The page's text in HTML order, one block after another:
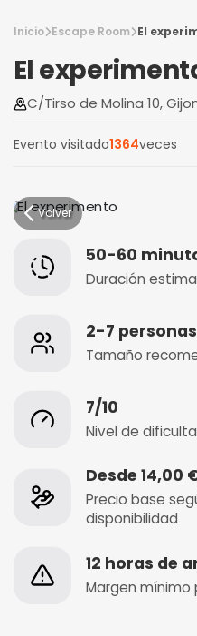
Inicio Escape Room El
El
C/Tirso de Molina 10,
Evento visitado1364veces
Volver
50-60
Duración
2-7 personas
Tamaño
7/10
Nivel de
Desde 14,00
Precio base
disponibilidad
12 horas de
Margen mínimo